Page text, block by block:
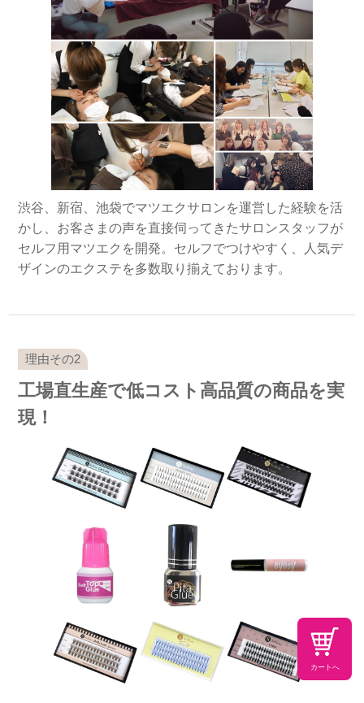
カートへ
渋谷、新宿、池袋でマツエクサロンを運営した経験を活
かし、お客さまの声を直接伺ってきたサロンスタッフが
セルフ用マツエクを開発。セルフでつけやすく、人気デ
ザインのエクステを多数取り揃えております。
工場直生産で低コスト高品質の商品を実
現！